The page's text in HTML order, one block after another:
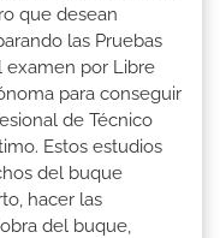
que desean
las Pruebas
examen por Libre
para conseguir
de Técnico
Estos estudios
del buque
hacer las
del buque,